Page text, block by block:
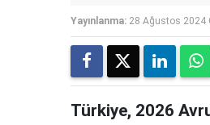
Yayınlanma: 28 Ağustos 2024
Türkiye, 2026